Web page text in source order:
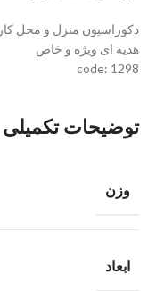
دکوراسیون منزل و محل کار
هدیه ای ویژه و خاص
code: 1298
توضیحات تکمیلی
وزن
ابعاد